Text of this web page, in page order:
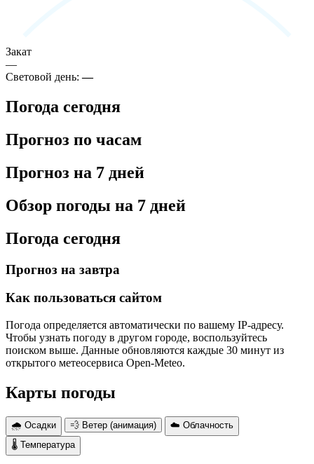
Закат
—
Световой день:—
Погода сегодня
Прогноз по часам
Прогноз на 7 дней
Обзор погоды на 7 дней
Погода сегодня
Прогноз на завтра
Как пользоваться сайтом
Погода определяется автоматически по вашему IP-адресу.
Чтобы узнать погоду в другом городе, воспользуйтесь
поиском выше. Данные обновляются каждые 30 минут из
открытого метеосервиса Open-Meteo.
Карты погоды
🌧 Осадки 💨 Ветер (анимация)
☁️ Облачность
🌡 Температура